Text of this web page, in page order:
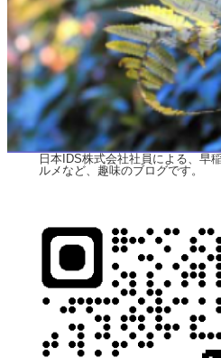
日本IDS株式会社社員による、早
ルメなど、趣味のブログです。